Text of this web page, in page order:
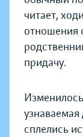
читает,
отношения
придачу.
узнаваемая
сплелись